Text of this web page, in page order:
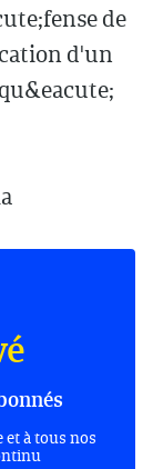
de
d'un
et à tous nos